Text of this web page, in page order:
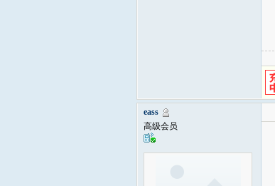
eass
高级会员